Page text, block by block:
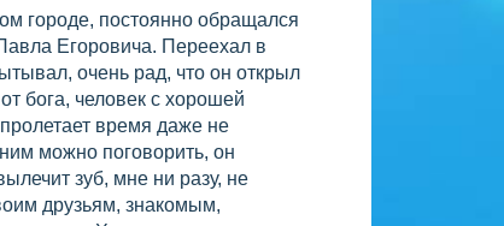
городе, постоянно обращался
Егоровича. Переехал в
очень рад, что он открыл
бога, человек с хорошей
время даже не
можно поговорить, он
зуб, мне ни разу, не
друзьям, знакомым,